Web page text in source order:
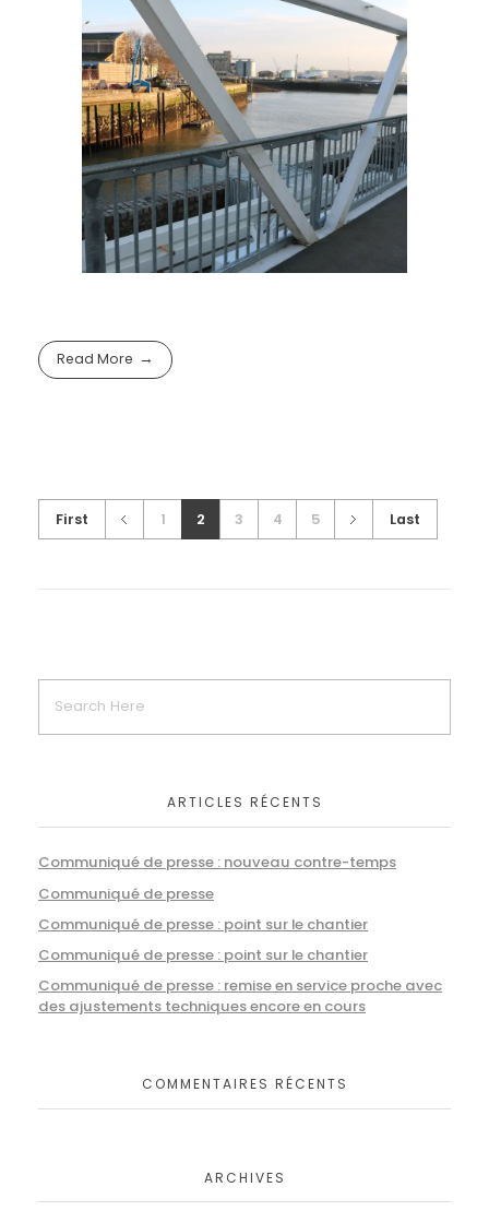
Read More
First 1 2 3 4 5 Last
ARTICLES RÉCENTS
Communiqué de presse : nouveau contre-temps
Communiqué de presse
Communiqué de presse : point sur le chantier
Communiqué de presse : point sur le chantier
Communiqué de presse : remise en service proche avec
des ajustements techniques encore en cours
COMMENTAIRES RÉCENTS
ARCHIVES